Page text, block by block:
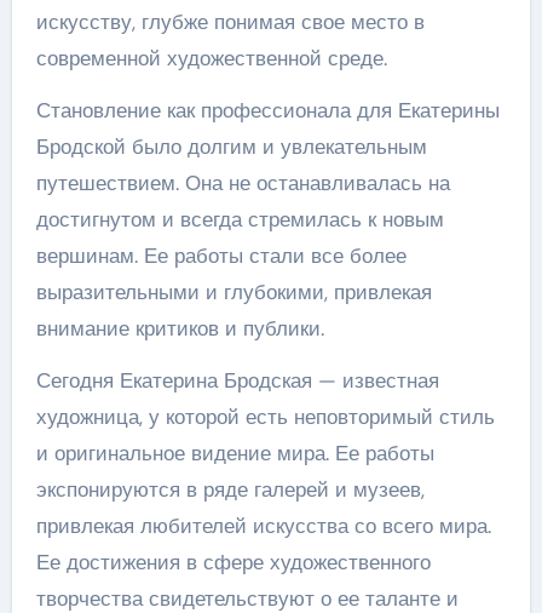
искусству, глубже понимая свое место в
современной художественной среде.
Становление как профессионала для Екатерины
Бродской было долгим и увлекательным
путешествием. Она не останавливалась на
достигнутом и всегда стремилась к новым
вершинам. Ее работы стали все более
выразительными и глубокими, привлекая
внимание критиков и публики.
Сегодня Екатерина Бродская — известная
художница, у которой есть неповторимый стиль
и оригинальное видение мира. Ее работы
экспонируются в ряде галерей и музеев,
привлекая любителей искусства со всего мира.
Ее достижения в сфере художественного
творчества свидетельствуют о ее таланте и